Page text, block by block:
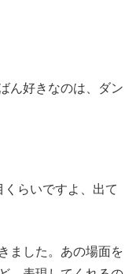
ん好きなのは、ダン
くらいですよ、出て
ました。あの場面を